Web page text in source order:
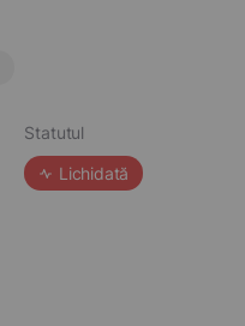
Statutul
Lichidată